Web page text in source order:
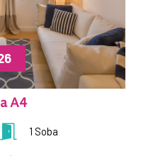
A4
1 Soba